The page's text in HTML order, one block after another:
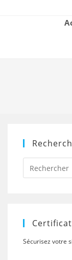
Certificat
Sécurisez votre